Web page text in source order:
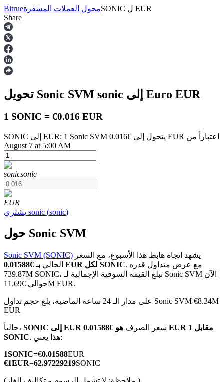
العقود الآجلة
العقود الآجلة لـ COIN-M
TradFi
Bitrueمحول العملات المشفرةSONIC ل EUR
Share
تحويل Sonic SVM sonic إلى Euro EUR
1 SONIC = €0.016 EUR
SONIC إلى EUR: 1 Sonic SVM يتحول إلى €0.016 EUR اعتباراً من
August 7 at 5:00 AM
sonicsonic
EUR
يشتري sonic (sonic)
حول Sonic SVM
Sonic SVM (SONIC)
الحالي
بـ €0.01588 EUR لكل SONIC. مع عرض متداول قدره
739.87M SONIC، تبلغ القيمة السوقية الإجمالية لـ Sonic SVM الآن
حوالي €11.69M EUR.
على مدار الـ 24 ساعة الماضية، بلغ حجم تداول Sonic SVM €8.34M
EUR
حالياً، SONIC إلى EUR سعر الصرف
هو €0.01588 EUR مقابل 1
SONIC
. هذا يعني:
1SONIC=€0.01588EUR
€1EUR=62.97229219SONIC